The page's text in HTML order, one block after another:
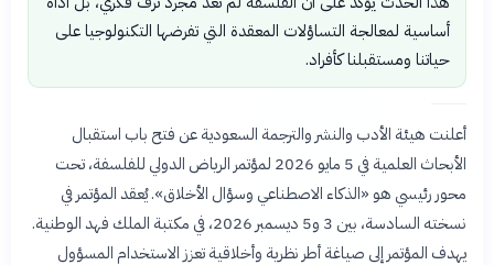
أساسية لمعالجة التساؤلات المعقدة التي تفرضها التكنولوجيا على
حياتنا ومستقبلنا كأفراد.
أعلنت هيئة الأدب والنشر والترجمة السعودية عن فتح باب استقبال
الأبحاث العلمية في 5 مايو 2026 لمؤتمر الرياض الدولي للفلسفة، تحت
محور رئيسي هو «الذكاء الاصطناعي وسؤال الأخلاق». يُعقد المؤتمر في
نسخته السادسة، بين 3 و5 ديسمبر 2026، في مكتبة الملك فهد الوطنية.
يهدف المؤتمر إلى صياغة أطر نظرية وأخلاقية تعزز الاستخدام المسؤول